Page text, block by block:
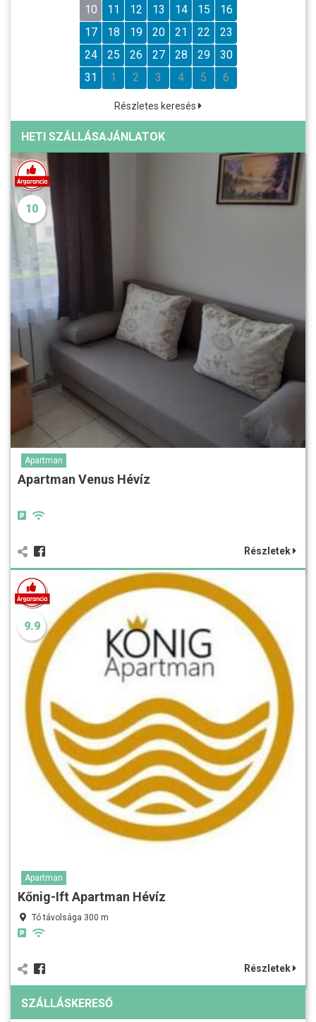
10 11 12 13 14 15
16
17
18 19 20 21 22
23
24
25 26 27 28 29
30
31
1 2 3 4 5 6
Részletes keresés
HETI SZÁLLÁSAJÁNLATOK
10
Apartman
Apartman Venus Hévíz
Részletek
9.9
Apartman
Kőnig-Ift Apartman Hévíz
Tó távolsága 300 m
Részletek
SZÁLLÁSKERESŐ